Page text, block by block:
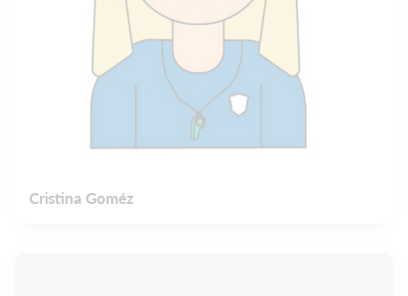
Cristina Goméz